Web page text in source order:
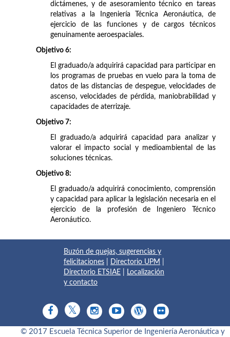
dictámenes, y de asesoramiento técnico en tareas
relativas a la Ingeniería Técnica Aeronáutica, de
ejercicio de las funciones y de cargos técnicos
genuinamente aeroespaciales.
Objetivo 6:
El graduado/a adquirirá capacidad para participar en
los programas de pruebas en vuelo para la toma de
datos de las distancias de despegue, velocidades de
ascenso, velocidades de pérdida, maniobrabilidad y
capacidades de aterrizaje.
Objetivo 7:
El graduado/a adquirirá capacidad para analizar y
valorar el impacto social y medioambiental de las
soluciones técnicas.
Objetivo 8:
El graduado/a adquirirá conocimiento, comprensión
y capacidad para aplicar la legislación necesaria en el
ejercicio de la profesión de Ingeniero Técnico
Aeronáutico.
Buzón de quejas, sugerencias y
felicitaciones
Directorio UPM
Directorio ETSIAE
Localización
y contacto
© 2017 Escuela Técnica Superior de Ingeniería Aeronáutica y